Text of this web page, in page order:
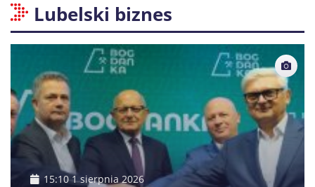
Lubelski biznes
15:10 1 sierpnia 2026